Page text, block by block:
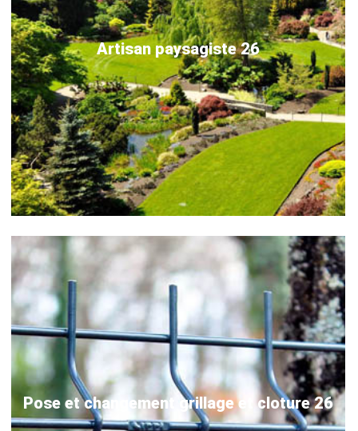
Artisan paysagiste 26
Pose et changement grillage et cloture 26